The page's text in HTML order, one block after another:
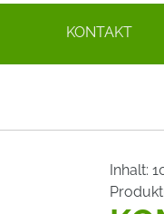
KONTAKT
Inhalt: